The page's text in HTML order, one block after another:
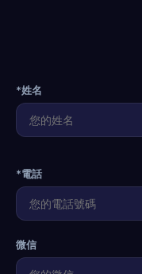
*姓名
*電話
微信